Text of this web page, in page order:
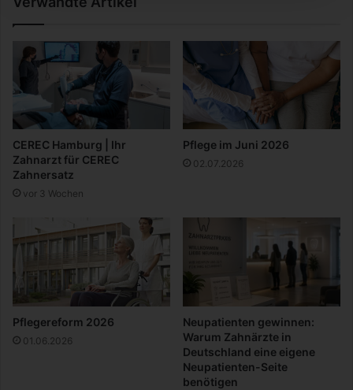
l
h
e
s
d
b
CEREC Hamburg | Ihr
Zahnarzt für CEREC
Zahnersatz
vor 3 Wochen
Pflege im Juni 2026
02.07.2026
Pflegereform 2026
01.06.2026
Neupatienten gewinnen:
Warum Zahnärzte in
Deutschland eine eigene
Neupatienten-Seite
benötigen